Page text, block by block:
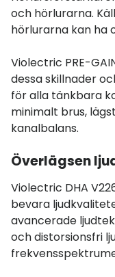
och hörlurarna.
hörlurarna kan ha
Violectric PRE-
dessa skillnader
för alla tänkbara
minimalt brus,
kanalbalans.
Överlägsen
Violectric DHA
bevara
avancerade
och distorsionsfri